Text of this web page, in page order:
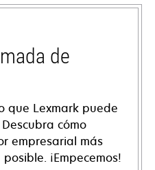
de
que Lexmark puede
cómo
empresarial más
¡Empecemos!